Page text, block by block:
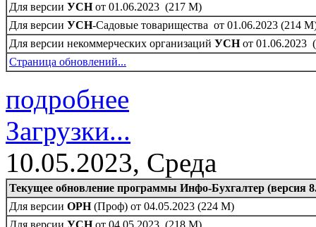
Для версии УСНот 01.06.2023 (217 M)
Для версии УСН-Садовые товарищества от 01.06.2023 (214
Для версии некоммерческих организаций УСНот 01.06.2023
Страница обновлений...
подробнее
Загрузки...
10.05.2023, Среда
Текущее обновление программы Инфо-Бухгалтер (версия
Для версии ОРН(Проф) от 04.05.2023 (224 M)